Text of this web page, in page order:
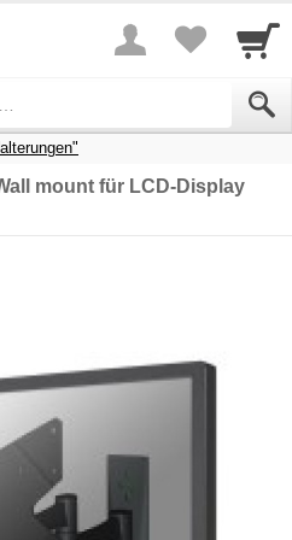
mount für LCD-Display